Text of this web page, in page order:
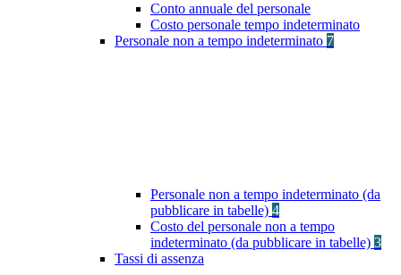
Conto annuale del personale
Costo personale tempo indeterminato
Personale non a tempo indeterminato 7
Personale non a tempo indeterminato (da
pubblicare in tabelle) 4
Costo del personale non a tempo
indeterminato (da pubblicare in tabelle) 3
Tassi di assenza